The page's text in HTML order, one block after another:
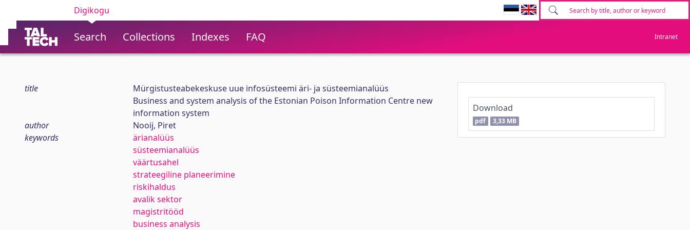
Digikogu
Search Collections Indexes FAQ Intranet
title
Mürgistusteabekeskuse uue infosüsteemi äri- ja süsteemianalüüs
Business and system analysis of the Estonian Poison Information Centre new
information system
author
Nooij, Piret
keywords
ärianalüüs
süsteemianalüüs
väärtusahel
strateegiline planeerimine
riskihaldus
avalik sektor
magistritööd
business analysis
Download
pdf 3,33 MB